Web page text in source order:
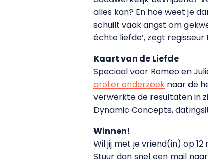
alles kan? En hoe weet je
schuilt vaak angst om
échte liefde’, zegt
Kaart van de Liefde
Speciaal voor Romeo en
groter onderzoek naar de
verwerkte de resultaten in
Dynamic Concepts,
Winnen!
Wil jij met je vriend(in) op
Stuur dan snel een mail